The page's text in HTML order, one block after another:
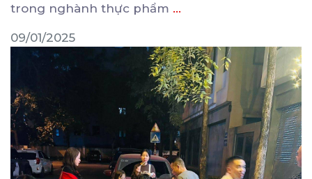
trong nghành thực phẩm ...
09/01/2025